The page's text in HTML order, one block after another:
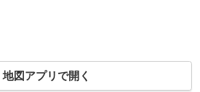
地図アプリで開く